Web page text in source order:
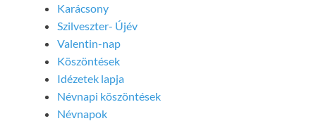
Karácsony
Szilveszter- Újév
Valentin-nap
Köszöntések
Idézetek lapja
Névnapi köszöntések
Névnapok